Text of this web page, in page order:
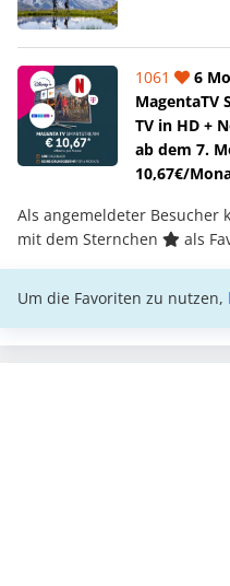
1061
6
MagentaTV
TV in HD +
ab dem 7.
10,67€/
Als angemeldeter Besucher
mit dem Sternchen
als
Um die Favoriten zu nutzen,